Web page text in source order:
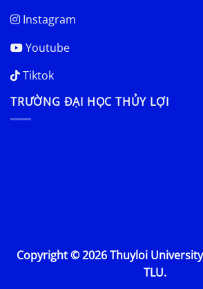
Instagram
Youtube
Tiktok
TRƯỜNG ĐẠI HỌC THỦY LỢI
Copyright © 2026 Thuyloi
TLU.